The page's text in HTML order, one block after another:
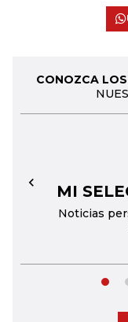
CONOZCA
MI
Noticias
←